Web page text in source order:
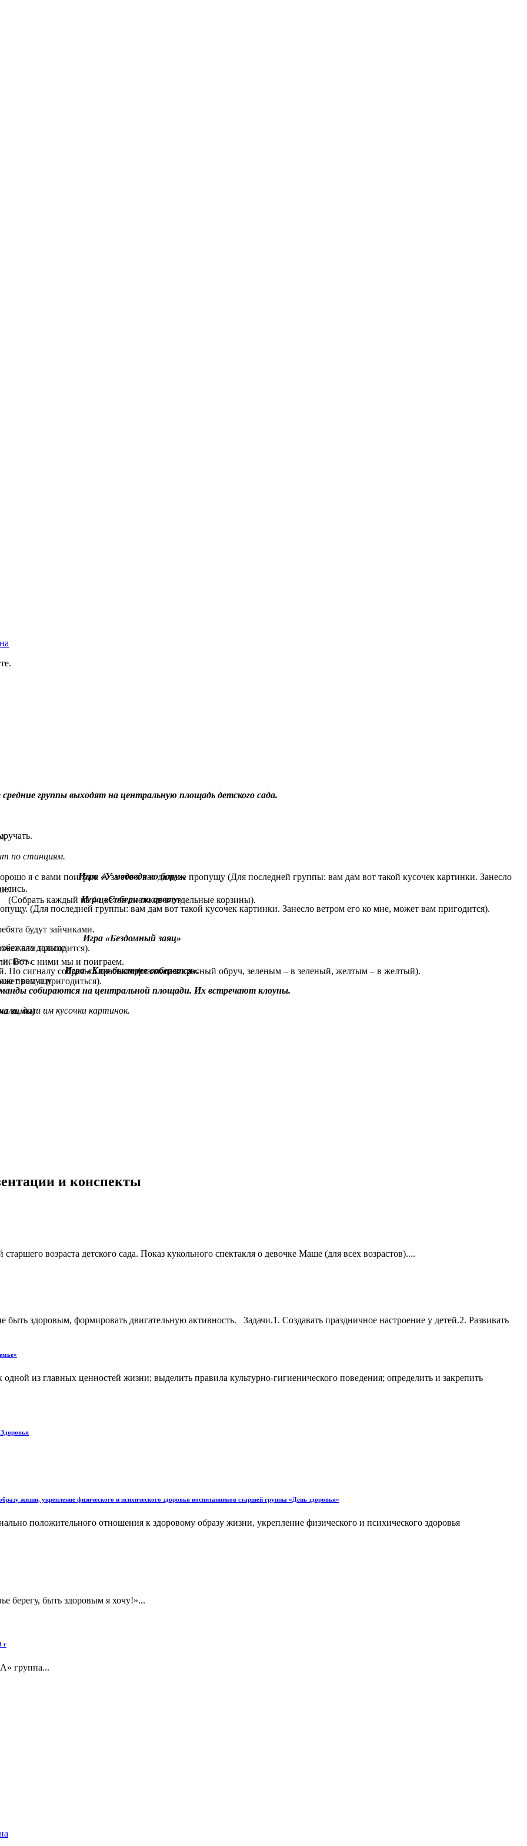
средние группы выходят на центральную площадь детского сада.
по станциям.
Игра «У медведя во бору».
Игра «Собери по цвету»
(Собрать каждый из 4 цветов снежков в отдельные корзины).
(Для последней группы: вам дам вот такой кусочек картинки. Занесло ветром его ко мне, может вам пригодится).
будут зайчиками.
Игра «Бездомный заяц»
дальше
вам пригодится).
Вот с ними мы и поиграем.
Игра «Кто быстрее соберется».
По сигналу собраться красным флажкам в красный обруч, зеленым – в зеленый, желтым – в желтый).
пропущу
вам и пригодиться).
собираются на центральной площади. Их встречают клоуны.
дали им кусочки картинок.
зимы)
и конспекты
возраста детского сада. Показ кукольного спектакля о девочке Маше (для всех возрастов)....
быть здоровым, формировать двигательную активность. Задачи.1. Создавать праздничное настроение у детей.2. Развивать
из главных ценностей жизни; выделить правила культурно-гигиенического поведения; определить и закрепить
жизни, укрепление физического и психического здоровья воспитанников старшей группы «День здоровья»
положительного отношения к здоровому образу жизни, укрепление физического и психического здоровья
берегу, быть здоровым я хочу!»...
г
группа...